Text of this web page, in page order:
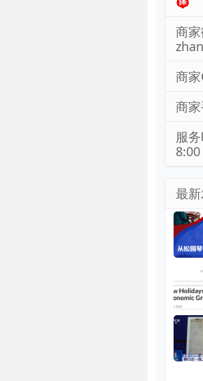
商家
商
商
服
8:00
最